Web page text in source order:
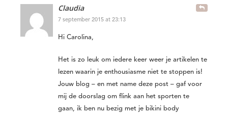
Claudia
7 september 2015 at 23:13
Hi Carolina,
Het is zo leuk om iedere keer weer je artikelen te
lezen waarin je enthousiasme niet te stoppen is!
Jouw blog – en met name deze post – gaf voor
mij de doorslag om flink aan het sporten te
gaan, ik ben nu bezig met je bikini body